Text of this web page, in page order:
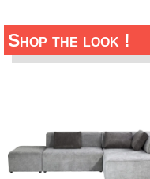
Shop the look !